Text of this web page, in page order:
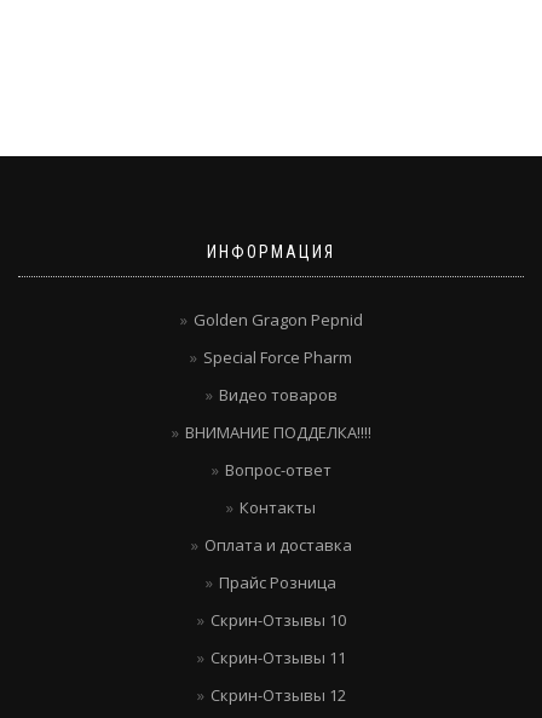
ИНФОРМАЦИЯ
Golden Gragon Pepnid
Special Force Pharm
Видео товаров
ВНИМАНИЕ ПОДДЕЛКА!!!!
Вопрос-ответ
Контакты
Оплата и доставка
Прайс Розница
Скрин-Отзывы 10
Скрин-Отзывы 11
Скрин-Отзывы 12